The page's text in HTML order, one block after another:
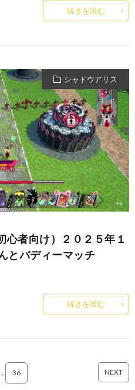
続きを読む
シャドウアリス
心者向け）２０２５年１
とバディーマッチ
続きを読む
36 NEXT